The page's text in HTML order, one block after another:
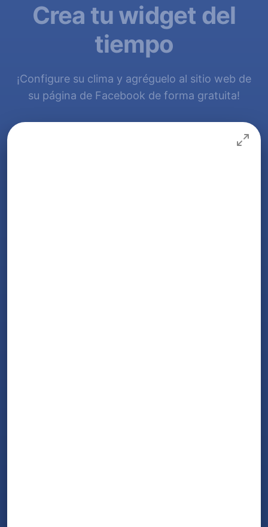
Crea tu widget del
tiempo
¡Configure su clima y agréguelo al sitio web de
su página de Facebook de forma gratuita!